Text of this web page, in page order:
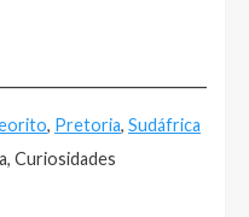
, Pretoria, Sudáfrica
Curiosidades